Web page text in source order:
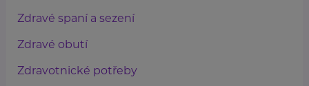
Zdravé spaní a sezení
Zdravé obutí
Zdravotnické potřeby